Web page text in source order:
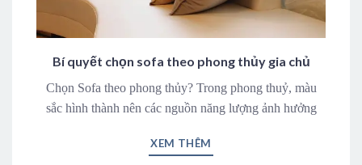
Bí quyết chọn sofa theo phong thủy gia chủ
Chọn Sofa theo phong thủy? Trong phong thuỷ, màu
sắc hình thành nên các nguồn năng lượng ảnh hưởng
XEM THÊM